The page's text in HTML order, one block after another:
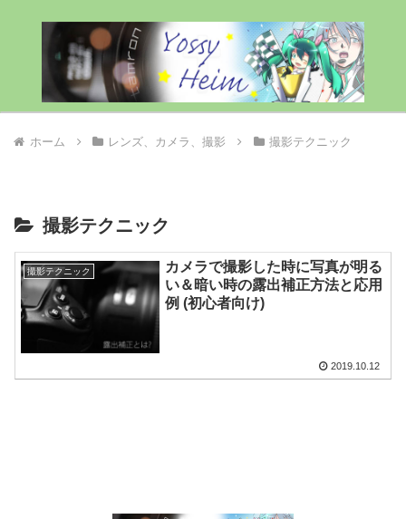
ホーム レンズ、カメラ、撮影 撮影テクニック
撮影テクニック
撮影テクニック
カメラで撮影した時に写真が明る
い＆暗い時の露出補正方法と応用
例 (初心者向け)
2019.10.12